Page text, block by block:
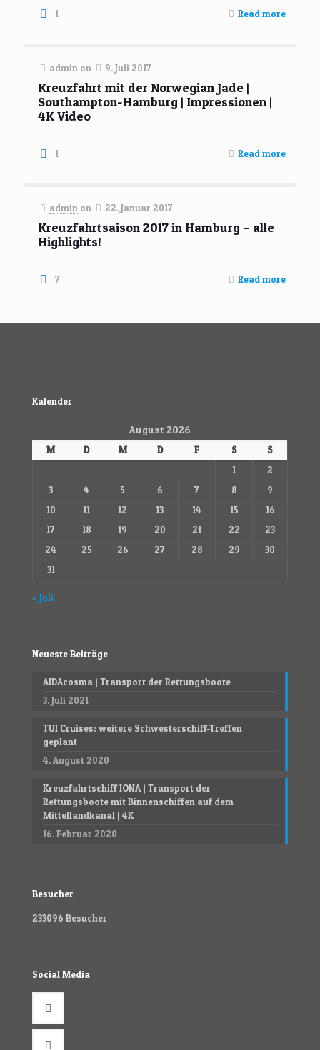
1 Read more
admin on 9. Juli 2017
Kreuzfahrt mit der Norwegian Jade |
Southampton-Hamburg | Impressionen |
4K Video
1 Read more
admin on 22. Januar 2017
Kreuzfahrtsaison 2017 in Hamburg – alle
Highlights!
7 Read more
Kalender
August 2026
M D M D F S
S
1
2
3
4 5 6 7 8
9
10
11 12 13 14 15
16
17
18 19 20 21 22
23
24
25 26 27 28 29
30
31
« Juli
Neueste Beiträge
AIDAcosma | Transport der Rettungsboote
3. Juli 2021
TUI Cruises; weitere Schwesterschiff-Treffen
geplant
4. August 2020
Kreuzfahrtschiff IONA | Transport der
Rettungsboote mit Binnenschiffen auf dem
Mittellandkanal | 4K
16. Februar 2020
Besucher
233096 Besucher
Social Media